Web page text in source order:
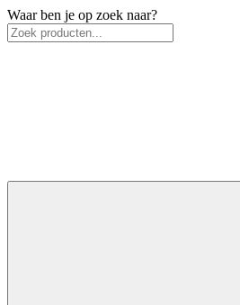
Waar ben je op zoek naar?